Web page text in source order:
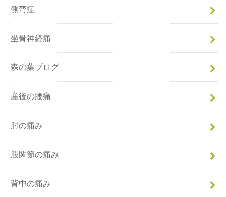
側弯症
坐骨神経痛
森の葉ブログ
産後の腰痛
肘の痛み
股関節の痛み
背中の痛み